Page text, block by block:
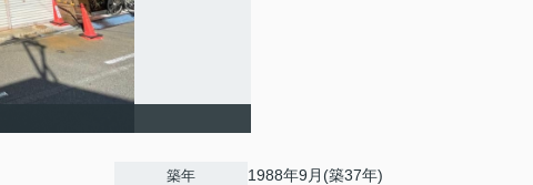
築年 1988年9月(築37年)